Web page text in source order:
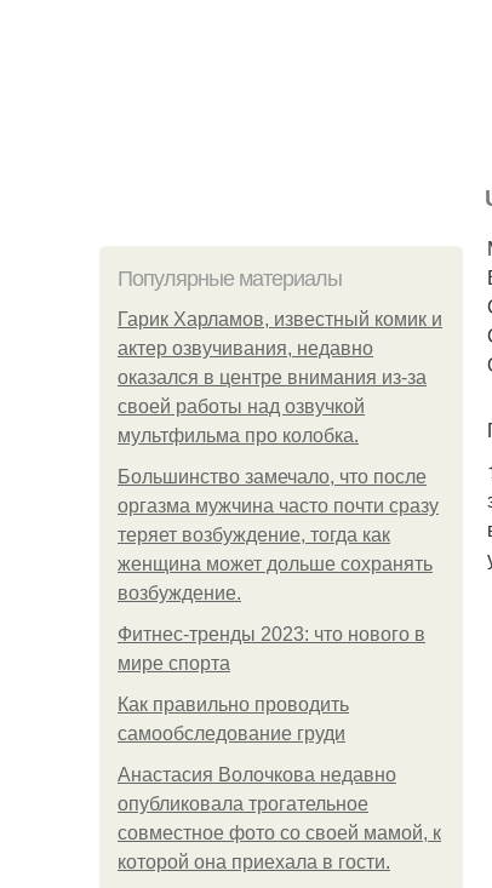
Популярные материалы
Гарик Харламов, известный комик и
актер озвучивания, недавно
оказался в центре внимания из-за
своей работы над озвучкой
мультфильма про колобка.
Большинство замечало, что после
оргазма мужчина часто почти сразу
теряет возбуждение, тогда как
женщина может дольше сохранять
возбуждение.
Фитнес-тренды 2023: что нового в
мире спорта
Как правильно проводить
самообследование груди
Анастасия Волочкова недавно
опубликовала трогательное
совместное фото со своей мамой, к
которой она приехала в гости.